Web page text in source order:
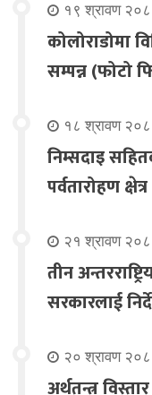
१९ श्रावण
कोलोराडोमा
सम्पन्न (फोटो
१८ श्रावण
निम्सदाइ
पर्वतारोहण
२१ श्रावण
तीन
सरकारलाई
२० श्रावण
अर्थतन्त्र